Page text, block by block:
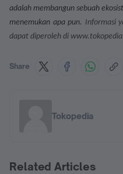
adalah membangun sebuah
menemukan apa pun. Informasi
dapat diperoleh di
Share
Tokopedia
Related Articles